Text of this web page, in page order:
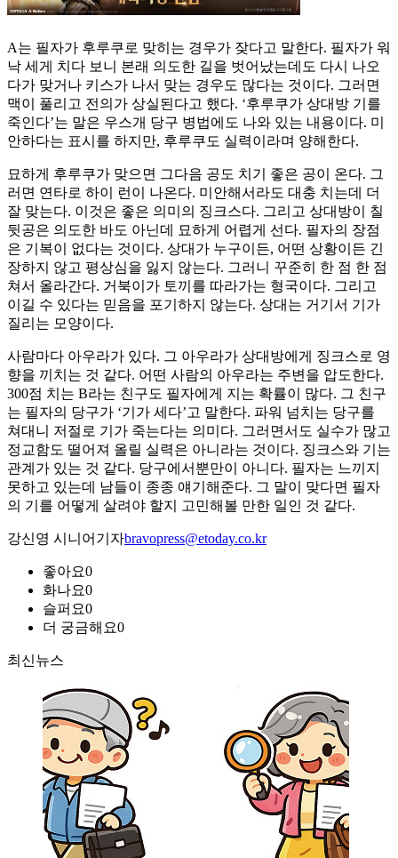
A는 필자가 후루쿠로 맞히는 경우가 잦다고 말한다. 필자가 워
낙 세게 치다 보니 본래 의도한 길을 벗어났는데도 다시 나오
다가 맞거나 키스가 나서 맞는 경우도 많다는 것이다. 그러면
맥이 풀리고 전의가 상실된다고 했다. ‘후루쿠가 상대방 기를
죽인다’는 말은 우스개 당구 병법에도 나와 있는 내용이다. 미
안하다는 표시를 하지만, 후루쿠도 실력이라며 양해한다.
묘하게 후루쿠가 맞으면 그다음 공도 치기 좋은 공이 온다. 그
러면 연타로 하이 런이 나온다. 미안해서라도 대충 치는데 더
잘 맞는다. 이것은 좋은 의미의 징크스다. 그리고 상대방이 칠
뒷공은 의도한 바도 아닌데 묘하게 어렵게 선다. 필자의 장점
은 기복이 없다는 것이다. 상대가 누구이든, 어떤 상황이든 긴
장하지 않고 평상심을 잃지 않는다. 그러니 꾸준히 한 점 한 점
쳐서 올라간다. 거북이가 토끼를 따라가는 형국이다. 그리고
이길 수 있다는 믿음을 포기하지 않는다. 상대는 거기서 기가
질리는 모양이다.
사람마다 아우라가 있다. 그 아우라가 상대방에게 징크스로 영
향을 끼치는 것 같다. 어떤 사람의 아우라는 주변을 압도한다.
300점 치는 B라는 친구도 필자에게 지는 확률이 많다. 그 친구
는 필자의 당구가 ‘기가 세다’고 말한다. 파워 넘치는 당구를
쳐대니 저절로 기가 죽는다는 의미다. 그러면서도 실수가 많고
정교함도 떨어져 올릴 실력은 아니라는 것이다. 징크스와 기는
관계가 있는 것 같다. 당구에서뿐만이 아니다. 필자는 느끼지
못하고 있는데 남들이 종종 얘기해준다. 그 말이 맞다면 필자
의 기를 어떻게 살려야 할지 고민해볼 만한 일인 것 같다.
강신영 시니어기자bravopress@etoday.co.kr
좋아요0
화나요0
슬퍼요0
더 궁금해요0
최신뉴스